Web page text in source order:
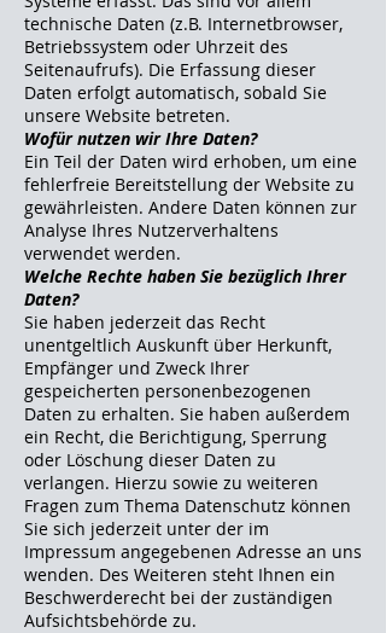
technische Daten (z.B. Internetbrowser,
Betriebssystem oder Uhrzeit des
Seitenaufrufs). Die Erfassung dieser
Daten erfolgt automatisch, sobald Sie
unsere Website betreten.
Wofür nutzen wir Ihre Daten?
Ein Teil der Daten wird erhoben, um eine
fehlerfreie Bereitstellung der Website zu
gewährleisten. Andere Daten können zur
Analyse Ihres Nutzerverhaltens
verwendet werden.
Welche Rechte haben Sie bezüglich Ihrer
Daten?
Sie haben jederzeit das Recht
unentgeltlich Auskunft über Herkunft,
Empfänger und Zweck Ihrer
gespeicherten personenbezogenen
Daten zu erhalten. Sie haben außerdem
ein Recht, die Berichtigung, Sperrung
oder Löschung dieser Daten zu
verlangen. Hierzu sowie zu weiteren
Fragen zum Thema Datenschutz können
Sie sich jederzeit unter der im
Impressum angegebenen Adresse an uns
wenden. Des Weiteren steht Ihnen ein
Beschwerderecht bei der zuständigen
Aufsichtsbehörde zu.